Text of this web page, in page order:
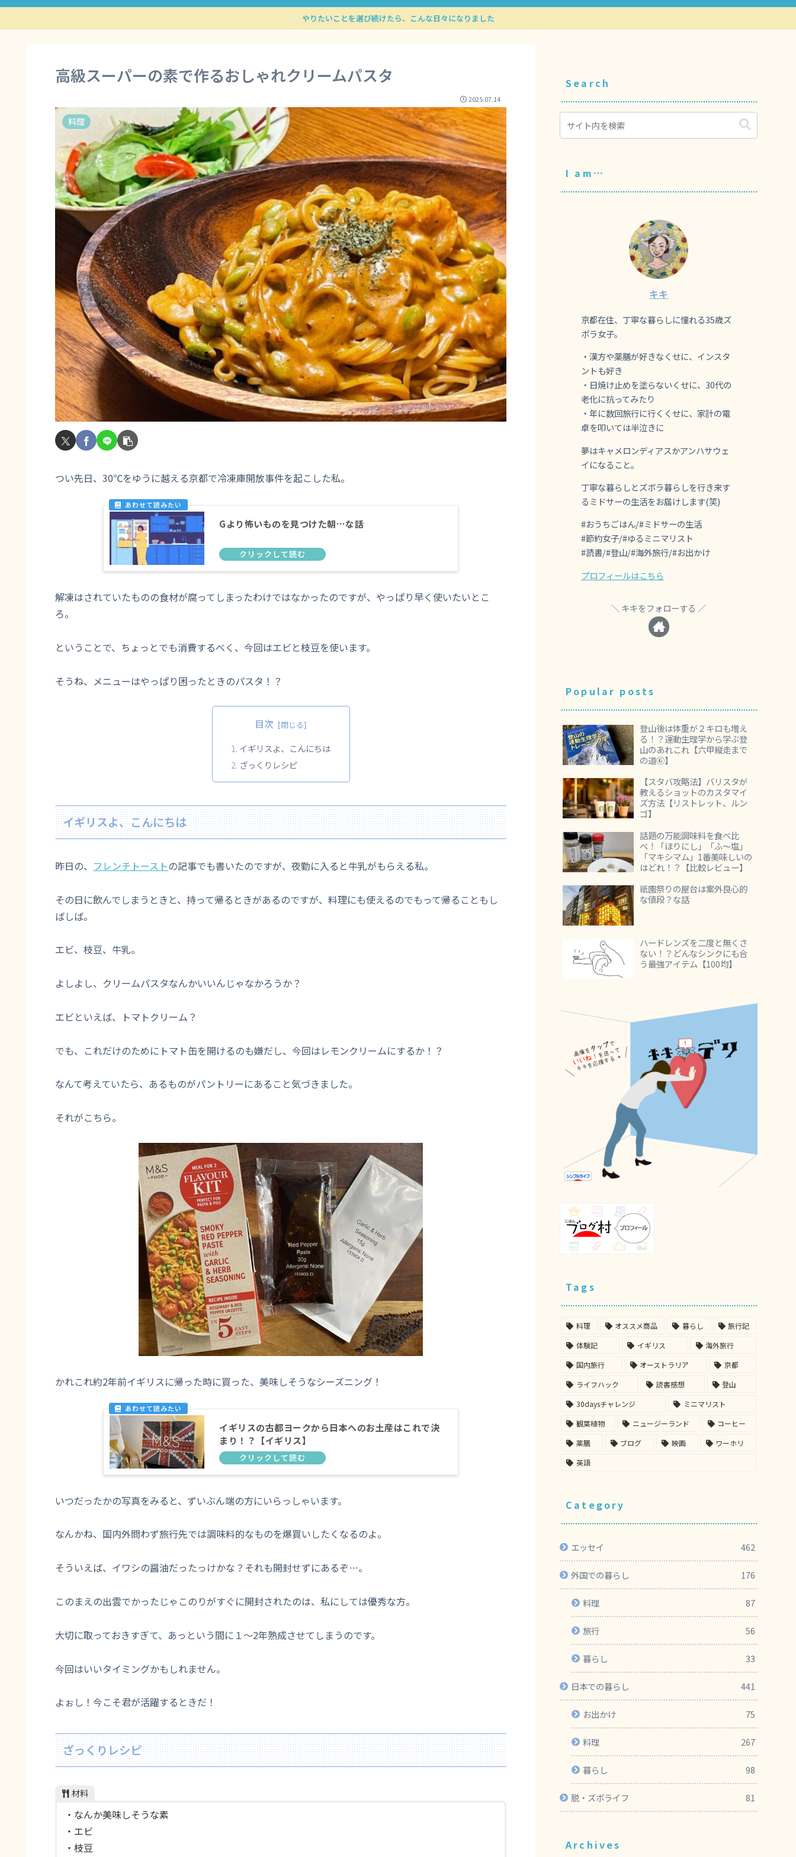
やりたいことを選び続けたら、こんな日々になりました
高級スーパーの素で作るおしゃれクリームパスタ
2025.07.14
料理
つい先日、30℃をゆうに越える京都で冷凍庫開放事件を起こした私。
Gより怖いものを見つけた朝…な話
解凍はされていたものの食材が腐ってしまったわけではなかったのですが、やっぱり早く使いたいとこ
ろ。
ということで、ちょっとでも消費するべく、今回はエビと枝豆を使います。
そうね、メニューはやっぱり困ったときのパスタ！？
目次
イギリスよ、こんにちは
ざっくりレシピ
イギリスよ、こんにちは
昨日の、 フレンチトーストの記事でも書いたのですが、夜勤に入ると牛乳がもらえる私。
その日に飲んでしまうときと、持って帰るときがあるのですが、料理にも使えるのでもって帰ることもし
ばしば。
エビ、枝豆、牛乳。
よしよし、クリームパスタなんかいいんじゃなかろうか？
エビといえば、トマトクリーム？
でも、これだけのためにトマト缶を開けるのも嫌だし、今回はレモンクリームにするか！？
なんて考えていたら、あるものがパントリーにあること気づきました。
それがこちら。
かれこれ約2年前イギリスに帰った時に買った、美味しそうなシーズニング！
イギリスの古都ヨークから日本へのお土産はこれで決
まり！？【イギリス】
いつだったかの写真をみると、ずいぶん端の方にいらっしゃいます。
なんかね、国内外問わず旅行先では調味料的なものを爆買いしたくなるのよ。
そういえば、イワシの醤油だったっけかな？それも開封せずにあるぞ…。
このまえの出雲でかったじゃこのりがすぐに開封されたのは、私にしては優秀な方。
大切に取っておきすぎて、あっという間に１～2年熟成させてしまうのです。
今回はいいタイミングかもしれません。
よぉし！今こそ君が活躍するときだ！
ざっくりレシピ
材料
・なんか美味しそうな素
・エビ
・枝豆
Search
I am…
キキ
京都在住、丁寧な暮らしに憧れる35歳ズ
ボラ女子。
・漢方や薬膳が好きなくせに、インスタ
ントも好き
・日焼け止めを塗らないくせに、30代の
老化に抗ってみたり
・年に数回旅行に行くくせに、家計の電
卓を叩いては半泣きに
夢はキャメロンディアスかアンハサウェ
イになること。
丁寧な暮らしとズボラ暮らしを行き来す
るミドサーの生活をお届けします(笑)
#おうちごはん/#ミドサーの生活
#節約女子/#ゆるミニマリスト
#読書/#登山/#海外旅行/#お出かけ
プロフィールはこちら
キキをフォローする
Popular posts
登山後は体重が２キロも増え
る！？運動生理学から学ぶ登
山のあれこれ【六甲縦走まで
の道⑥】
【スタバ攻略法】バリスタが
教えるショットのカスタマイ
ズ方法【リストレット、ルン
ゴ】
話題の万能調味料を食べ比
べ！「ほりにし」「ふ～塩」
「マキシマム」1番美味しいの
はどれ！？【比較レビュー】
祇園祭りの屋台は案外良心的
な値段？な話
ハードレンズを二度と無くさ
ない！？どんなシンクにも合
う最強アイテム【100均】
Tags
料理 オススメ商品 暮らし
旅行記
体験記
イギリス
海外旅行
国内旅行
オーストラリア
京都
ライフハック
読書感想
登山
30daysチャレンジ
ミニマリスト
観葉植物
ニュージーランド
コーヒー
薬膳
ブログ 映画
ワーホリ
英語
Category
エッセイ 462
外国での暮らし 176
料理 87
旅行 56
暮らし 33
日本での暮らし 441
お出かけ 75
料理 267
暮らし 98
脱・ズボライフ 81
Archives